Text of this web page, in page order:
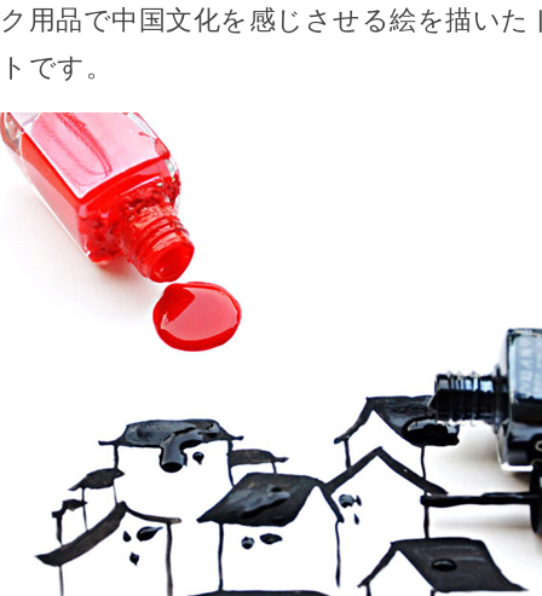
ク用品で中国文化を感じさせる絵を描いた
トです。